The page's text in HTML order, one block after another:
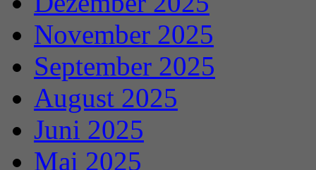
November 2025
September 2025
August 2025
Juni 2025
Mai 2025